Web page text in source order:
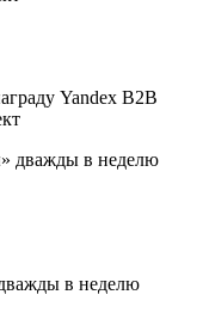
Yandex B2B
в неделю